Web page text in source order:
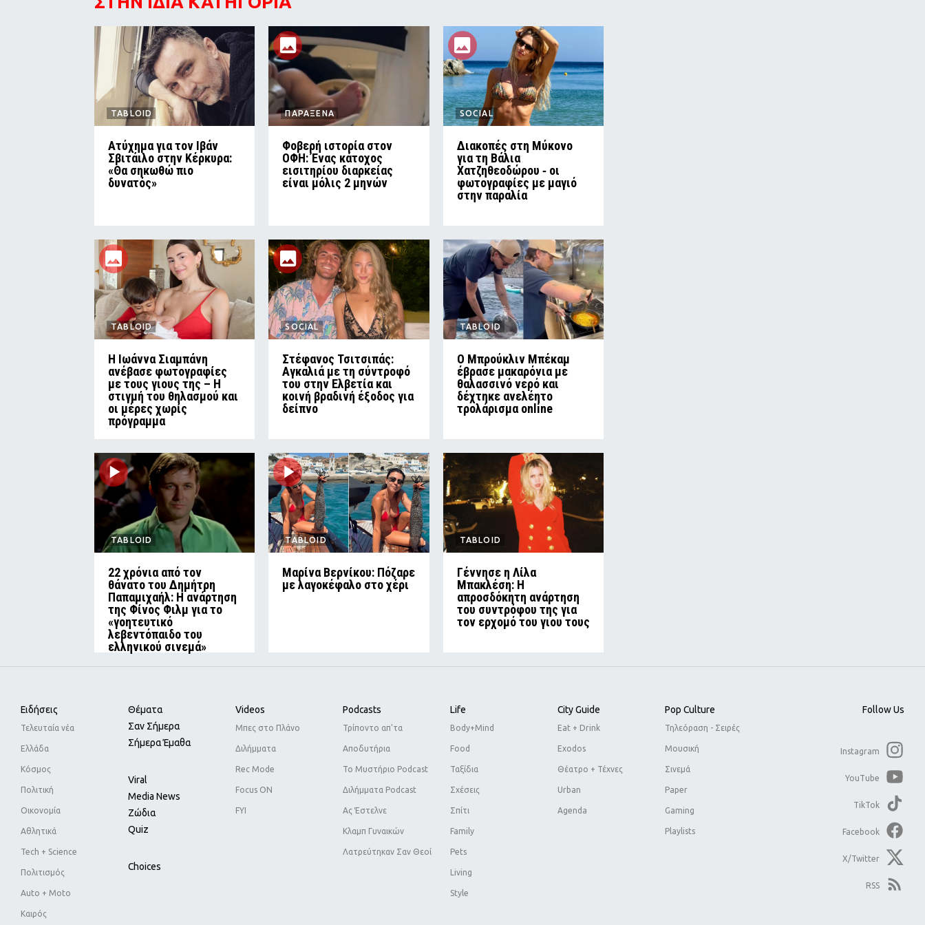
TABLOID
Ατύχημα για τον Ιβάν
Σβιτάιλο στην Κέρκυρα:
«Θα σηκωθώ πιο
δυνατός»
ΠΑΡΑΞΕΝΑ
Φοβερή ιστορία στον
ΟΦΗ: Ένας κάτοχος
εισιτηρίου διαρκείας
είναι μόλις 2 μηνών
SOCIAL
Διακοπές στη Μύκονο
για τη Βάλια
Χατζηθεοδώρου ‑ οι
φωτογραφίες με μαγιό
στην παραλία
TABLOID
H Ιωάννα Σιαμπάνη
ανέβασε φωτογραφίες
με τους γιους της – Η
στιγμή του θηλασμού και
οι μέρες χωρίς
πρόγραμμα
SOCIAL
Στέφανος Τσιτσιπάς:
Αγκαλιά με τη σύντροφό
του στην Ελβετία και
κοινή βραδινή έξοδος για
δείπνο
TABLOID
Ο Μπρούκλιν Μπέκαμ
έβρασε μακαρόνια με
θαλασσινό νερό και
δέχτηκε ανελέητο
τρολάρισμα online
TABLOID
22 χρόνια από τον
θάνατο του Δημήτρη
Παπαμιχαήλ: Η ανάρτηση
της Φίνος Φιλμ για το
«γοητευτικό
λεβεντόπαιδο του
ελληνικού σινεμά»
TABLOID
Μαρίνα Βερνίκου: Πόζαρε
με λαγοκέφαλο στο χέρι
TABLOID
Γέννησε η Λίλα
Μπακλέση: Η
απροσδόκητη ανάρτηση
του συντρόφου της για
τον ερχομό του γιου τους
Ειδήσεις
Τελευταία νέα
Ελλάδα
Κόσμος
Πολιτική
Οικονομία
Αθλητικά
Tech + Science
Πολιτισμός
Auto + Moto
Καιρός
Θέματα
Σαν Σήμερα
Σήμερα Έμαθα
Viral
Media News
Ζώδια
Quiz
Choices
Videos
Μπες στο Πλάνο
Διλήμματα
Rec Mode
Focus ON
FYI
Podcasts
Τρίποντο απ'τα
Αποδυτήρια
Το Μυστήριο Podcast
Διλήμματα Podcast
Ας Έστελνε
Κλαμπ Γυναικών
Λατρεύτηκαν Σαν Θεοί
Life
Body+Mind
Food
Ταξίδια
Σχέσεις
Σπίτι
Family
Pets
Living
Style
City Guide
Eat + Drink
Exodos
Θέατρο + Τέχνες
Urban
Agenda
Pop Culture
Τηλεόραση - Σειρές
Μουσική
Σινεμά
Paper
Gaming
Playlists
Follow Us
Instagram
YouTube
TikTok
Facebook
X/Twitter
RSS